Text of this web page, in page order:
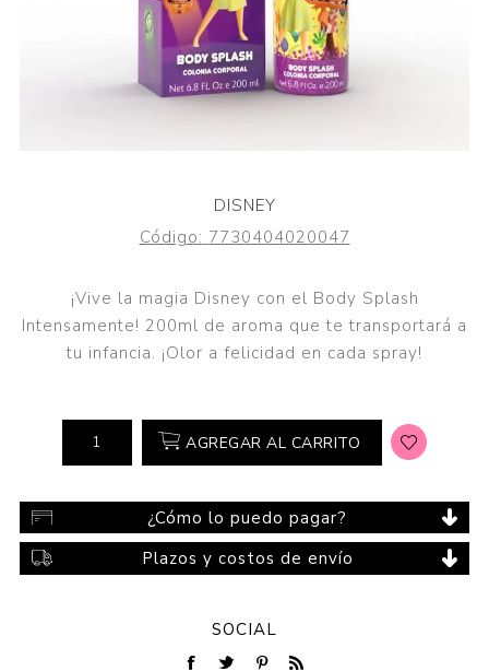
DISNEY
Código: 7730404020047
¡Vive la magia Disney con el Body Splash
Intensamente! 200ml de aroma que te transportará a
tu infancia. ¡Olor a felicidad en cada spray!
AGREGAR AL CARRITO
¿Cómo lo puedo pagar?
Plazos y costos de envío
SOCIAL